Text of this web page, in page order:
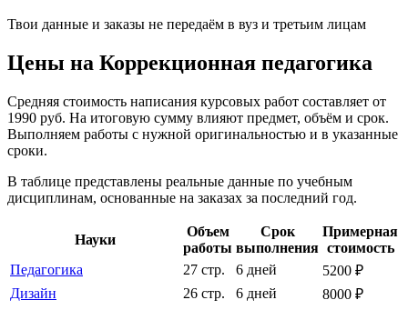
Твои данные и заказы не передаём в вуз и третьим лицам
Цены на Коррекционная педагогика
Средняя стоимость написания курсовых работ составляет от
1990 руб. На итоговую сумму влияют предмет, объём и срок.
Выполняем работы с нужной оригинальностью и в указанные
сроки.
В таблице представлены реальные данные по учебным
дисциплинам, основанные на заказах за последний год.
Науки
Объем
работы
Срок
выполнения
Примерная
стоимость
Педагогика
27 стр. 6 дней
5200 ₽
Дизайн
26 стр. 6 дней
8000 ₽